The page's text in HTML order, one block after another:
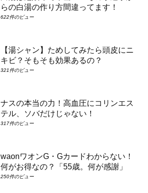
らの白湯の作り方間違ってます！
622件のビュー
【湯シャン】ためしてみたら頭皮にニ
キビ？そもそも効果あるの？
321件のビュー
ナスの本当の力！高血圧にコリンエス
テル、ソバだけじゃない！
317件のビュー
waonワオンG・Gカードわからない！
何がお得なの？「55歳。何が感謝」
250件のビュー